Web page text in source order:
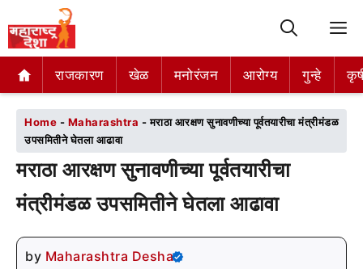
राजकारण खेळ मनोरंजन आरोग्य गुन्हे
राजकारण खेळ मनोरंजन आरोग्य गुन्हे
Home - Maharashtra -मराठा आरक्षण सुनावणीच्या पूर्वतयारीचा मंत्रीमंडळ
उपसमितीने घेतला आढावा
मराठा आरक्षण सुनावणीच्या पूर्वतयारीचा
मंत्रीमंडळ उपसमितीने घेतला आढावा
by Maharashtra Desha